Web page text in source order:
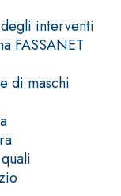
interventi
FASSANET
di maschi
Sistema POSA
FASSAFLOOR –
a base di
quarzo, ad alta